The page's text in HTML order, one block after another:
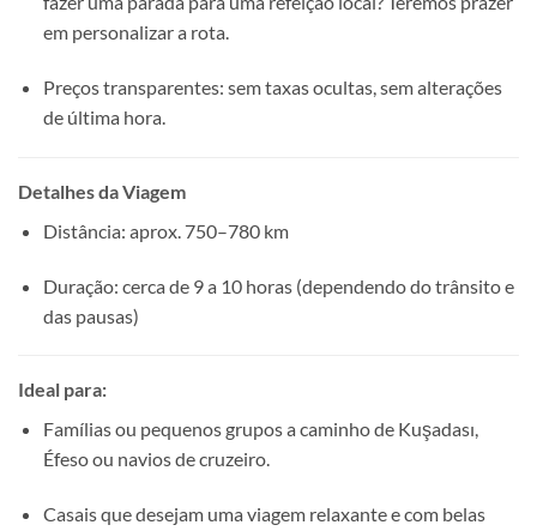
em personalizar a rota.
Preços transparentes: sem taxas ocultas, sem alterações
de última hora.
Detalhes da Viagem
Distância: aprox. 750–780 km
Duração: cerca de 9 a 10 horas (dependendo do trânsito e
das pausas)
Ideal para:
Famílias ou pequenos grupos a caminho de Kuşadası,
Éfeso ou navios de cruzeiro.
Casais que desejam uma viagem relaxante e com belas